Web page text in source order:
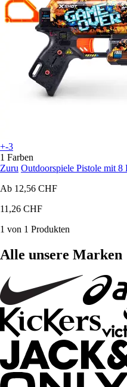
+-3
1 Farben
Zuru Outdoorspiele Pistole mit
Ab 12,56 CHF
11,26 CHF
1 von 1 Produkten
Alle unsere Marken